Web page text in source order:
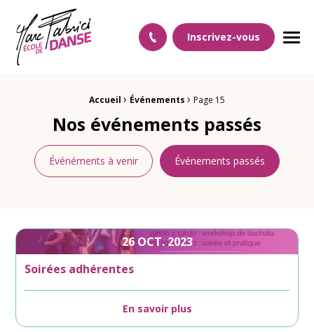
Ecole Danse Mulhouse Ecole de danse à Mulhouse
Inscrivez-vous
Accueil › Événements › Page 15
Nos événements passés
Événéments à venir Événements passés
26 OCT.2023
Soirées adhérentes
En savoir plus